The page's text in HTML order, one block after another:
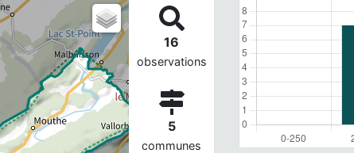
16
observations
5
communes